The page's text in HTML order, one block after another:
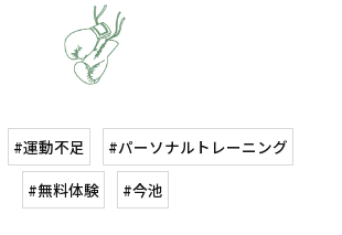
#運動不足
#パーソナルトレーニング
#無料体験
#今池